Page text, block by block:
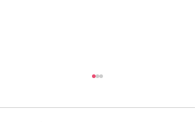
子ども服リユースを使ったエ